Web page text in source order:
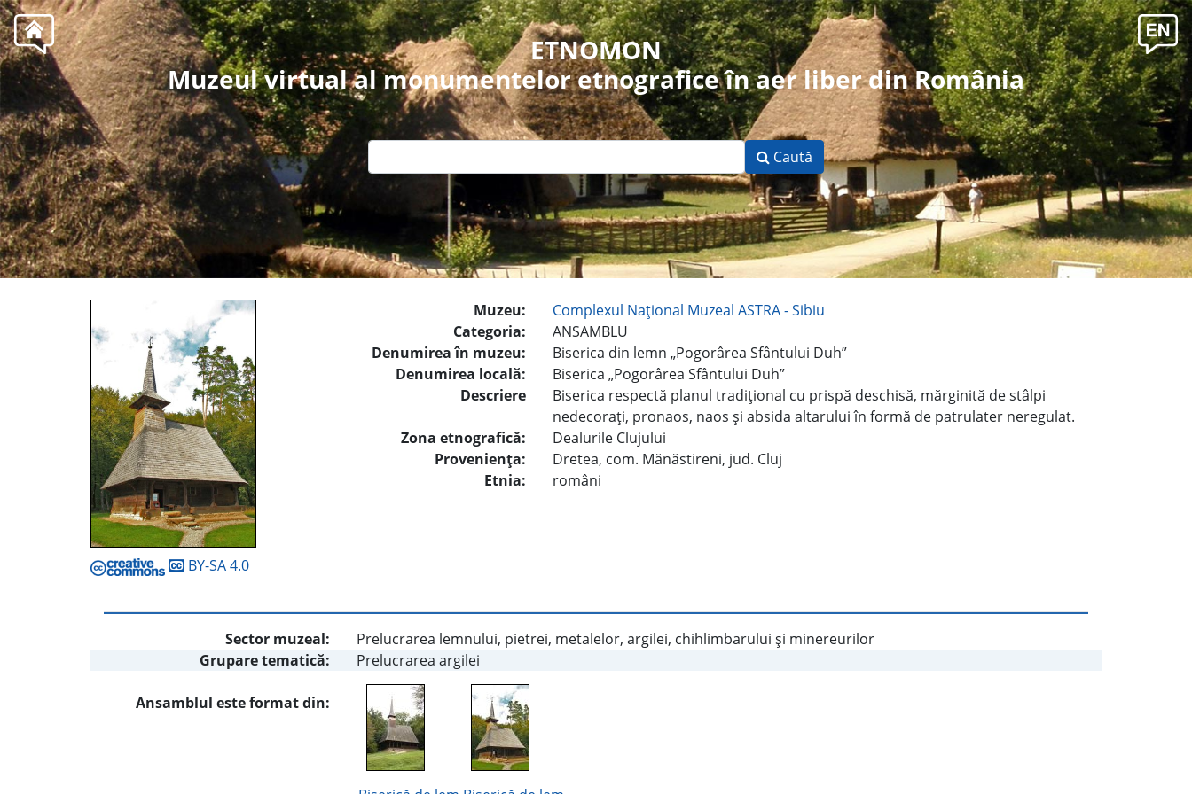
ETNOMON
Muzeul virtual al monumentelor etnografice în aer liber din România
Caută
BY-SA 4.0
Muzeu:
Complexul Naţional Muzeal ASTRA - Sibiu
Categoria:
ANSAMBLU
Denumirea în muzeu:
Biserica din lemn „Pogorârea Sfântului Duh”
Denumirea locală:
Biserica „Pogorârea Sfântului Duh”
Descriere
Biserica respectă planul tradiţional cu prispă deschisă, mărginită de stâlpi
nedecoraţi, pronaos, naos şi absida altarului în formă de patrulater neregulat.
Zona etnografică:
Dealurile Clujului
Provenienţa:
Dretea, com. Mănăstireni, jud. Cluj
Etnia:
români
Sector muzeal:
Prelucrarea lemnului, pietrei, metalelor, argilei, chihlimbarului şi minereurilor
Grupare tematică:
Prelucrarea argilei
Ansamblul este format din: